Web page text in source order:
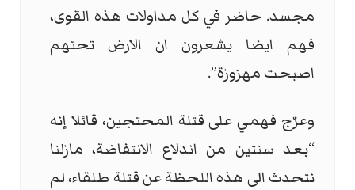
مجسد. حاضر في كل مداولات هذه القوى،
فهم ايضا يشعرون ان الارض تحتهم
اصبحت مهزوزة”.
وعرّج فهمي على قتلة المحتجين، قائلا إنه
“بعد سنتين من اندلاع الانتفاضة، مازلنا
نتحدث الى هذه اللحظة عن قتلة طلقاء، لم